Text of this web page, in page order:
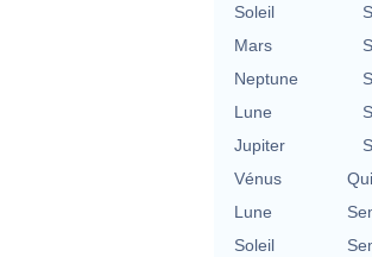
Soleil
Mars
Neptune
Lune
Jupiter
Vénus
Lune
Soleil